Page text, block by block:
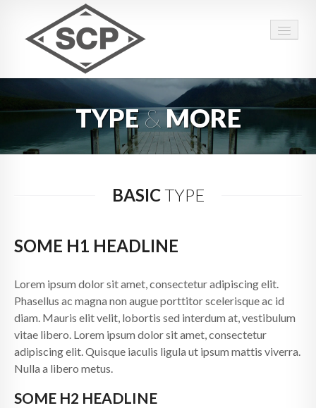
BEGINNING
PRODUCTS
CONTACT
TYPE&MORE
BASICTYPE
SOME H1 HEADLINE
Lorem ipsum dolor sit amet, consectetur adipiscing elit.
Phasellus ac magna non augue porttitor scelerisque ac id
diam. Mauris elit velit, lobortis sed interdum at, vestibulum
vitae libero. Lorem ipsum dolor sit amet, consectetur
adipiscing elit. Quisque iaculis ligula ut ipsum mattis viverra.
Nulla a libero metus.
SOME H2 HEADLINE